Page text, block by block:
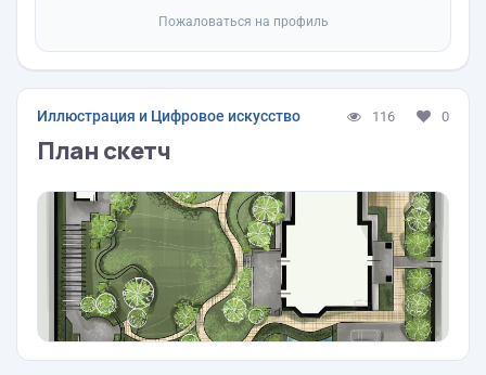
Пожаловаться на профиль
Иллюстрация и Цифровое искусство 116 0
План скетч